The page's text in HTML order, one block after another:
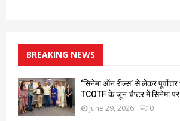
BREAKING NEWS
‘सिनेमा ऑन रील्स’ से लेकर
TCOTF के जून चैप्टर में सिनेमा
June 29, 2026 0